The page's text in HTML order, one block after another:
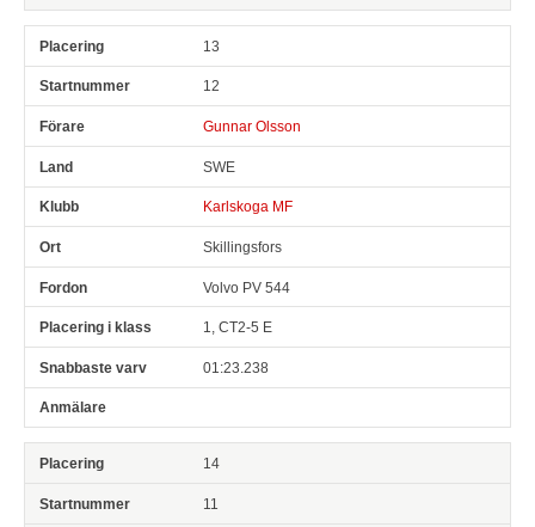
13
12
Gunnar Olsson
SWE
Karlskoga MF
Skillingsfors
Volvo PV 544
1, CT2-5 E
01:23.238
14
11